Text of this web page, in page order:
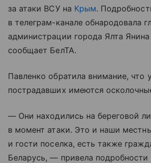
за атаки ВСУ на Крым.
в телеграм-канале обнародовала
администрации города Ялта
сообщает БелТА.
Павленко обратила внимание, что
пострадавших имеются
— Они находились на береговой
в момент атаки. Это и наши
и гости поселка, есть также
Беларусь, — привела подробности